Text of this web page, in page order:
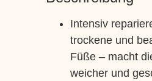
Intensiv
trockene und
Füße – macht
weicher und